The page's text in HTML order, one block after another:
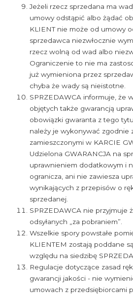
Jeżeli rzecz sprzedana ma
umowy odstąpić albo żądać
KLIENT nie może od umowy
sprzedawca niezwłocznie
rzecz wolną od wad albo
Ograniczenie to nie ma
już wymieniona przez
chyba że wady są nieistotne.
SPRZEDAWCA informuje, że
objętych także gwarancją
obowiązki gwaranta z tego
należy je wykonywać zgodnie
zamieszczonymi w KARCIE
Udzielona GWARANCJA na
uprawnieniem dodatkowym i
ogranicza, ani nie zawiesza
wynikających z przepisów o
sprzedanej.
SPRZEDAWCA nie przyjmuje
odsyłanych „za pobraniem”.
Wszelkie spory powstałe
KLIENTEM zostają poddane
względu na siedzibę
Regulacje dotyczące zasad
gwarancji jakości - nie
umowach z przedsiębiorcami